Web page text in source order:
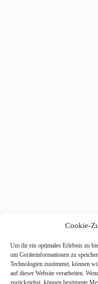
Cookie-
Um dir ein optimales Erlebnis zu
um Geräteinformationen zu
Technologien zustimmst, können
auf dieser Website verarbeiten.
zurückziehst, können bestimmte